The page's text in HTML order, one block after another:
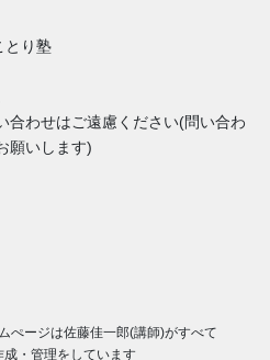
とり塾
合わせはご遠慮ください(問い合わ
願いします)
ぺージは佐藤佳一郎(講師)がすべて
・管理をしています